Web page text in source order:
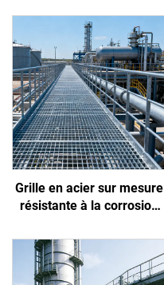
Grille en acier sur mesure
résistante à la corrosion
pour usines chimiques et
pétrochimiques